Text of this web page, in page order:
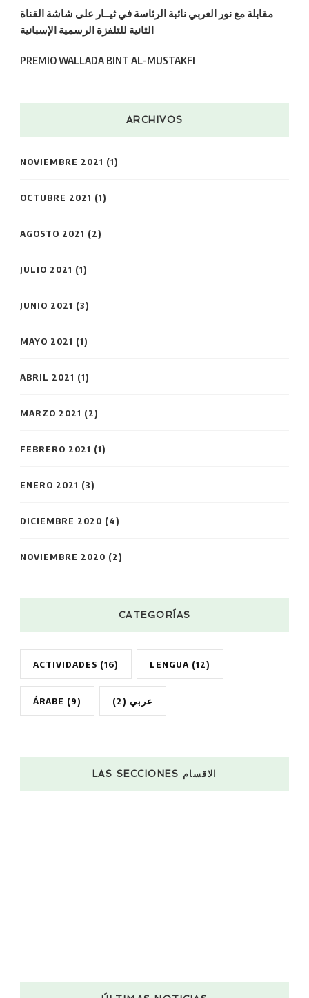
مقابلة مع نور العربي نائبة الرئاسة في ثيــار على شاشة القناة
الثانية للتلفزة الرسمية الإسبانية
PREMIO WALLADA BINT AL-MUSTAKFI
ARCHIVOS
NOVIEMBRE 2021 (1)
OCTUBRE 2021 (1)
AGOSTO 2021 (2)
JULIO 2021 (1)
JUNIO 2021 (3)
MAYO 2021 (1)
ABRIL 2021 (1)
MARZO 2021 (2)
FEBRERO 2021 (1)
ENERO 2021 (3)
DICIEMBRE 2020 (4)
NOVIEMBRE 2020 (2)
CATEGORÍAS
ACTIVIDADES (16) LENGUA (12)
ÁRABE (9) عربي (2)
LAS SECCIONES الاقسام